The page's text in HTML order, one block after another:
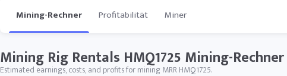
Mining-Rechner Profitabilität Miner
Mining Rig Rentals HMQ1725 Mining-Rechner
Estimated earnings, costs, and profits for mining MRR HMQ1725.